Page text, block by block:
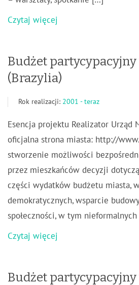
Czytaj więcej
Budżet partycypacyjny
(Brazylia)
Rok realizacji: 2001 - teraz
Esencja projektu Realizator Urząd
oficjalna strona miasta: http://
stworzenie możliwości
przez mieszkańców decyzji
części wydatków budżetu miasta,
demokratycznych, wsparcie
społeczności, w tym
Czytaj więcej
Budżet